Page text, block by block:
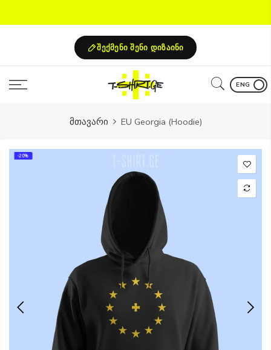
შექმენი შენი დიზაინი
ENG
მთავარი EU Georgia (Hoodie)
-20%